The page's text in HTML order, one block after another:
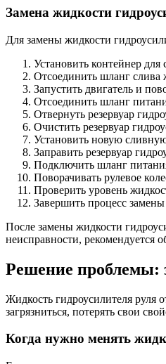
Замена жидкости
Для замены жидкости
Установить контейнер
Отсоединить шланг слива
Запустить двигатель и
Отсоединить шланг
Отвернуть резервуар
Очистить резервуар
Установить новую
Заправить резервуар
Подключить шланг
Поворачивать рулевое
Проверить уровень
Завершить процесс
После замены жидкости
неисправности, рекомендуется
Решение проблемы:
Жидкость гидроусилителя руля
загрязниться, потерять свои
Когда нужно менять